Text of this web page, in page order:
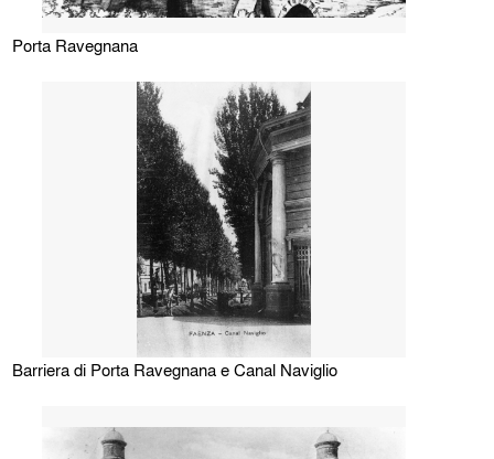
Porta Ravegnana
Barriera di Porta Ravegnana e Canal Naviglio